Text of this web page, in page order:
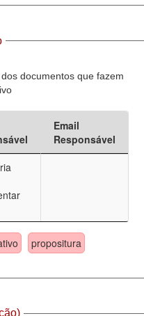
documentos que fazem
Email
Responsável
propositura